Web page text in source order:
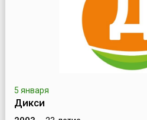
5 января
Дикси